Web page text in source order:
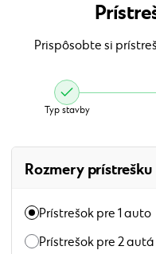
Prispôsobte si
Typ stavby
Zvoľte rozmery
Rozmery prístrešku
Prístrešok pre 1 auto
Prístrešok pre 2 autá
Zvoľte farby